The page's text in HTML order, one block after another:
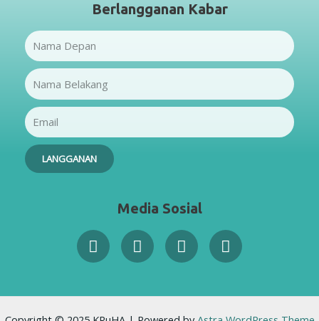
Berlangganan Kabar
Name
Name
Email
LANGGANAN
Media Sosial
Facebook-
f
TwitterInstagramYoutube